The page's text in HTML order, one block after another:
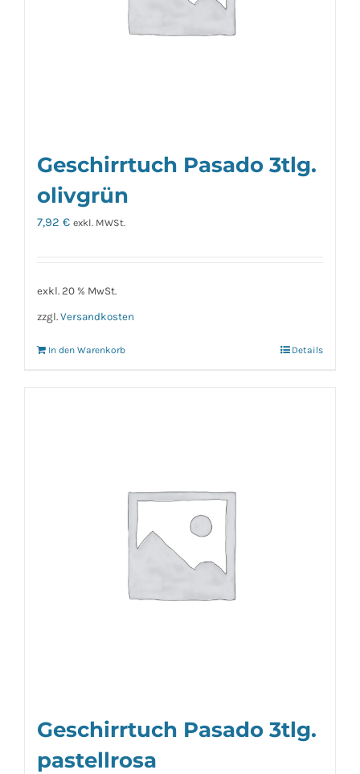
Geschirrtuch Pasado 3tlg.
olivgrün
7,92 € exkl. MWSt.
exkl. 20 % MwSt.
zzgl. Versandkosten
In den Warenkorb Details
Geschirrtuch Pasado 3tlg.
pastellrosa